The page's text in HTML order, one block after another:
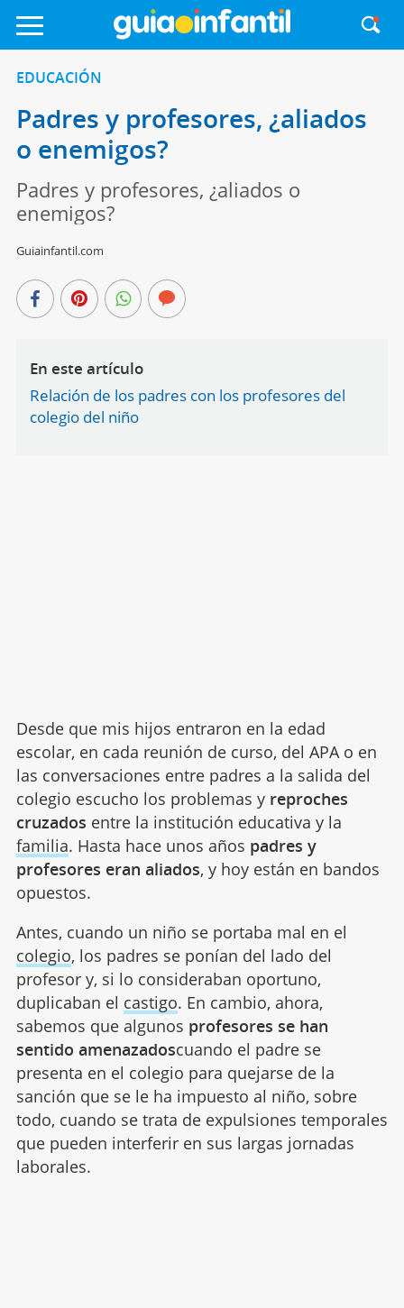
EDUCACIÓN
Padres y profesores, ¿aliados
o enemigos?
Padres y profesores, ¿aliados o
enemigos?
Guiainfantil.com
En este artículo
Relación de los padres con los profesores del
colegio del niño
Desde que mis hijos entraron en la edad
escolar, en cada reunión de curso, del APA o en
las conversaciones entre padres a la salida del
colegio escucho los problemas y reproches
cruzados entre la institución educativa y la
familia. Hasta hace unos años padres y
profesores eran aliados, y hoy están en bandos
opuestos.
Antes, cuando un niño se portaba mal en el
colegio, los padres se ponían del lado del
profesor y, si lo consideraban oportuno,
duplicaban el castigo. En cambio, ahora,
sabemos que algunos profesores se han
sentido amenazadoscuando el padre se
presenta en el colegio para quejarse de la
sanción que se le ha impuesto al niño, sobre
todo, cuando se trata de expulsiones temporales
que pueden interferir en sus largas jornadas
laborales.